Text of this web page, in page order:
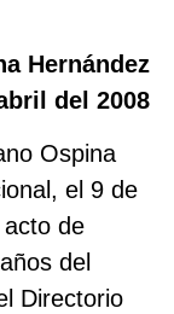
Hernández
del 2008
Ospina
el 9 de
de
del
Directorio